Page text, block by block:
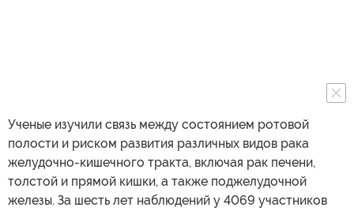
Ученые изучили связь между состоянием ротовой
полости и риском развития различных видов рака
желудочно-кишечного тракта, включая рак печени,
толстой и прямой кишки, а также поджелудочной
железы. За шесть лет наблюдений у 4069 участников